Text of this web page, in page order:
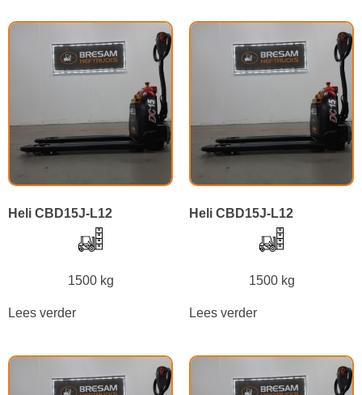
Heli CBD15J-L12
1500 kg
Lees verder
Heli CBD15J-L12
1500 kg
Lees verder